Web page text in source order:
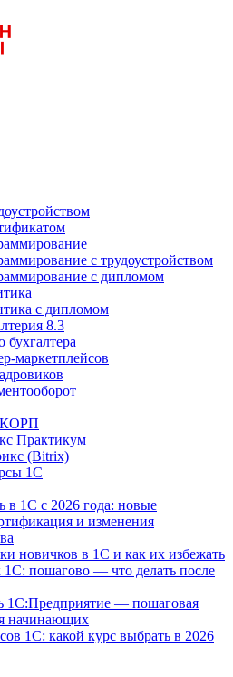
с трудоустройством
с дипломом
с дипломом
8.3
бухгалтера
маркетплейсов
КОРП
Практикум
(Bitrix)
1С
в 1С с 2026 года: новые
и изменения
новичков в 1С и как их избежать
пошагово — что делать после
1С:Предприятие — пошаговая
начинающих
1С: какой курс выбрать в 2026